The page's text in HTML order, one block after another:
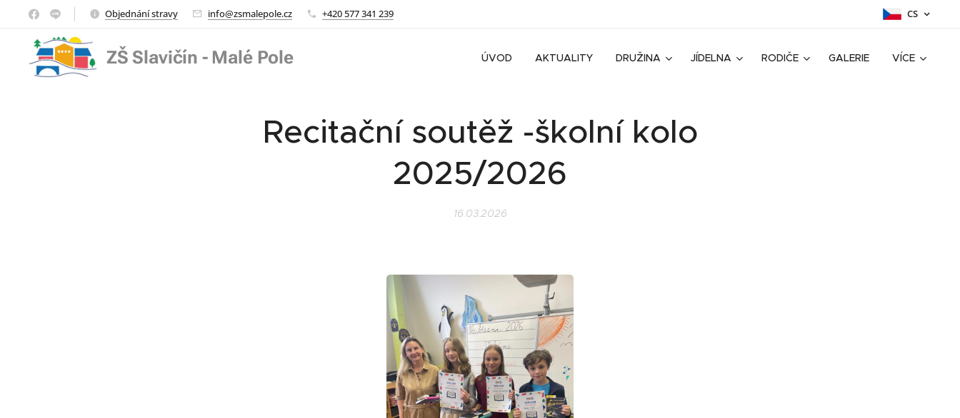
Objednání stravy info@zsmalepole.cz +420 577 341 239 CS
ZŠ Slavičín - Malé Pole ÚVOD AKTUALITY DRUŽINA JÍDELNA RODIČE GALERIE VÍCE
Recitační soutěž -školní kolo
2025/2026
16.03.2026